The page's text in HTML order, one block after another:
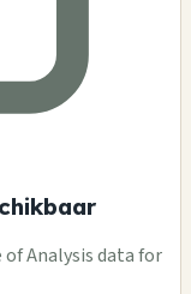
Analysis data for